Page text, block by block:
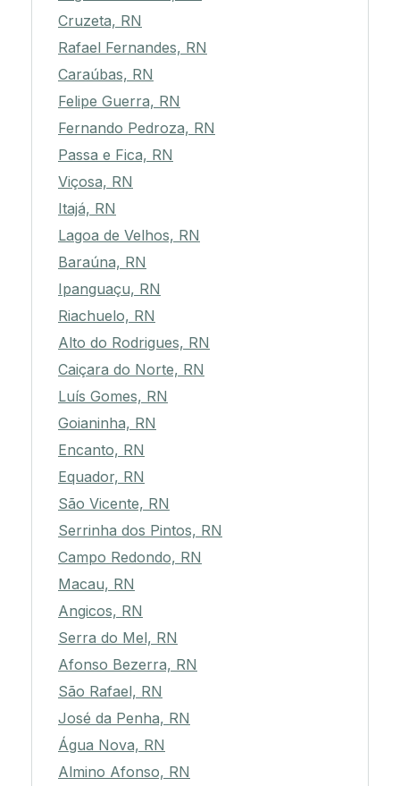
Cruzeta, RN
Rafael Fernandes, RN
Caraúbas, RN
Felipe Guerra, RN
Fernando Pedroza, RN
Passa e Fica, RN
Viçosa, RN
Itajá, RN
Lagoa de Velhos, RN
Baraúna, RN
Ipanguaçu, RN
Riachuelo, RN
Alto do Rodrigues, RN
Caiçara do Norte, RN
Luís Gomes, RN
Goianinha, RN
Encanto, RN
Equador, RN
São Vicente, RN
Serrinha dos Pintos, RN
Campo Redondo, RN
Macau, RN
Angicos, RN
Serra do Mel, RN
Afonso Bezerra, RN
São Rafael, RN
José da Penha, RN
Água Nova, RN
Almino Afonso, RN